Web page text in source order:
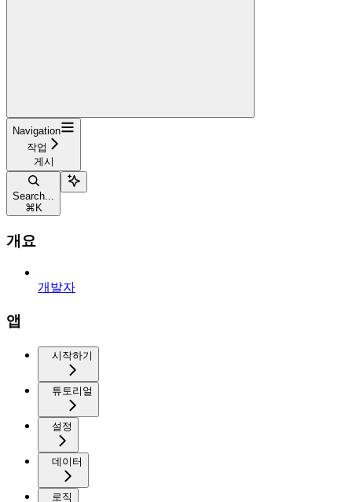
Navigation
작업
게시
Search...
⌘ K
개요
개발자
앱
시작하기
튜토리얼
설정
데이터
로직